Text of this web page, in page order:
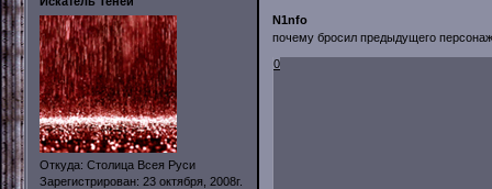
Откуда: Столица Всея Руси
Зарегистрирован: 23 октября, 2008г.
N1nfo
почему бросил предыдущего
0